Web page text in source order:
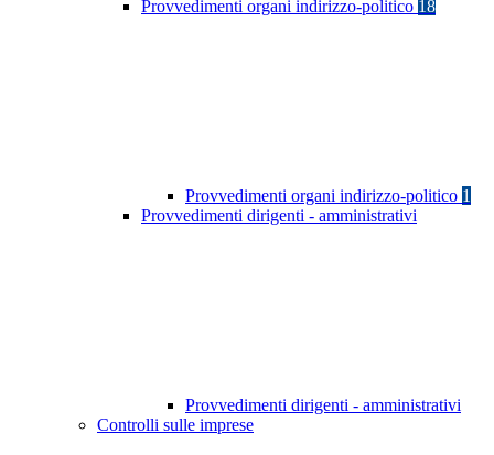
Provvedimenti organi indirizzo-politico 18
Provvedimenti organi indirizzo-politico 1
Provvedimenti dirigenti - amministrativi
Provvedimenti dirigenti - amministrativi
Controlli sulle imprese